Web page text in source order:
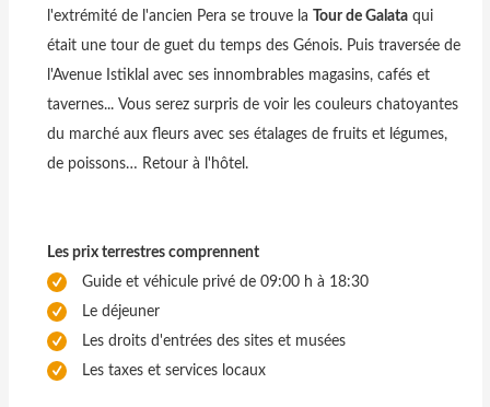
l'extrémité de l'ancien Pera se trouve la Tour de Galata qui
était une tour de guet du temps des Génois. Puis traversée de
l'Avenue Istiklal avec ses innombrables magasins, cafés et
tavernes... Vous serez surpris de voir les couleurs chatoyantes
du marché aux fleurs avec ses étalages de fruits et légumes,
de poissons… Retour à l'hôtel.
Les prix terrestres comprennent
Guide et véhicule privé de 09:00 h à 18:30
Le déjeuner
Les droits d'entrées des sites et musées
Les taxes et services locaux